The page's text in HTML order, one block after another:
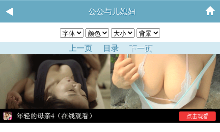
公公与儿媳妇
上一页 目录 下一页